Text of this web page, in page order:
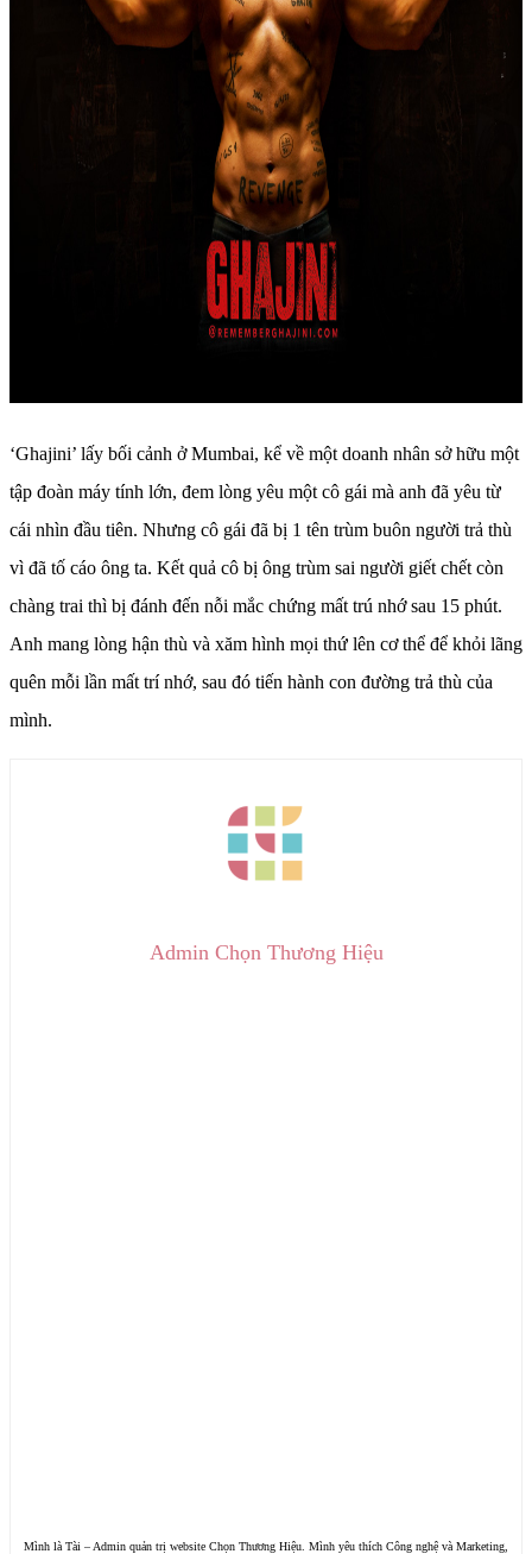
‘Ghajini’ lấy bối cảnh ở Mumbai, kể về một doanh nhân sở hữu một
tập đoàn máy tính lớn, đem lòng yêu một cô gái mà anh đã yêu từ
cái nhìn đầu tiên. Nhưng cô gái đã bị 1 tên trùm buôn người trả thù
vì đã tố cáo ông ta. Kết quả cô bị ông trùm sai người giết chết còn
chàng trai thì bị đánh đến nỗi mắc chứng mất trú nhớ sau 15 phút.
Anh mang lòng hận thù và xăm hình mọi thứ lên cơ thể để khỏi lãng
quên mỗi lần mất trí nhớ, sau đó tiến hành con đường trả thù của
mình.
Admin Chọn Thương Hiệu
Mình là Tài – Admin quản trị website Chọn Thương Hiệu. Mình yêu thích Công nghệ và Marketing,